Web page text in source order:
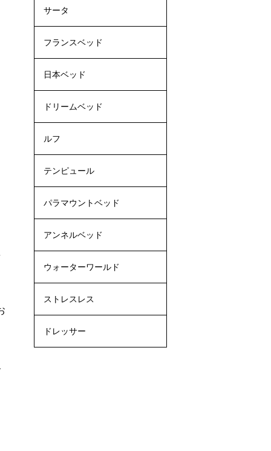
サータ
フランスベッド
日本ベッド
ドリームベッド
ルフ
テンピュール
パラマウントベッド
アンネルベッド
ウォーターワールド
ストレスレス
ドレッサー